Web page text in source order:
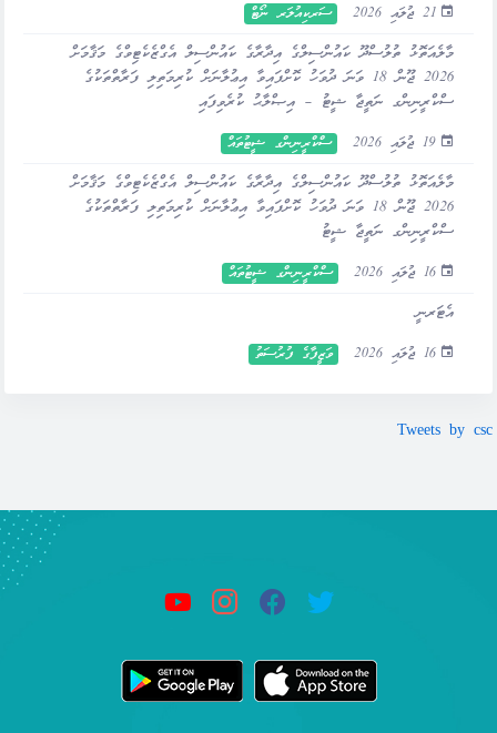
21 ޖުލައި 2026 ސަރކިއުލަރ ނޯޓް
މާލެއަތޮޅު ތުލުސްދޫ ކައުންސިލްގެ އިދާރާގެ ކައުންސިލް އެގްޒެކެޓިވްގެ މަޤާމަށް
2026 ޖޫން 18 ވަނަ ދުވަހު ކޮށްފައިވާ އިޢުލާނަށް ކުރިމަތިލި ފަރާތްތަކުގެ
ސްކްރީނިންގ ނަތީޖާ ޝީޓު – އިޞްލާޙު ކުރެވިފައި
19 ޖުލައި 2026 ސްކްރީނިންގ ޝީޓުތައް
މާލެއަތޮޅު ތުލުސްދޫ ކައުންސިލްގެ އިދާރާގެ ކައުންސިލް އެގްޒެކެޓިވްގެ މަޤާމަށް
2026 ޖޫން 18 ވަނަ ދުވަހު ކޮށްފައިވާ އިޢުލާނަށް ކުރިމަތިލި ފަރާތްތަކުގެ
ސްކްރީނިންގ ނަތީޖާ ޝީޓު
16 ޖުލައި 2026 ސްކްރީނިންގ ޝީޓުތައް
އެޓަރނީ
16 ޖުލައި 2026 ވަޒީފާގެ ފުރުސަތު
Tweets by csc